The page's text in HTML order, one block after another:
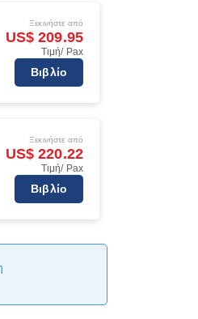
Ξεκινήστε από
US$ 209.95
Τιμή/ Pax
Βιβλίο
Ξεκινήστε από
US$ 220.22
Τιμή/ Pax
Βιβλίο